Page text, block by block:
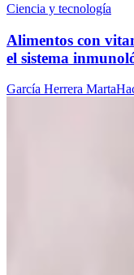
Ciencia y tecnología
Alimentos con
el sistema
García Herrera Marta